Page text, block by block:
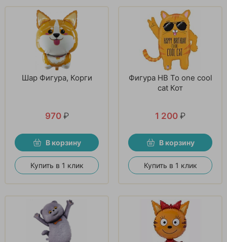
Шар Фигура, Корги
970 ₽
В корзину
Купить в 1 клик
Фигура HB To one cool
cat Кот
1 200 ₽
В корзину
Купить в 1 клик